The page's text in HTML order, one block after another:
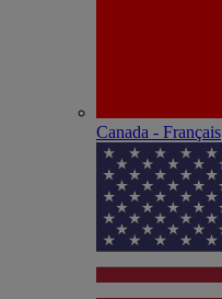
Canada - Français